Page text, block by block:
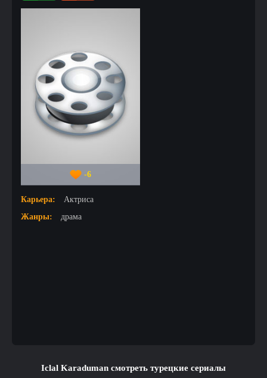
-6
Карьера:
Актриса
Жанры:
драма
Iclal Karaduman смотреть турецкие сериалы